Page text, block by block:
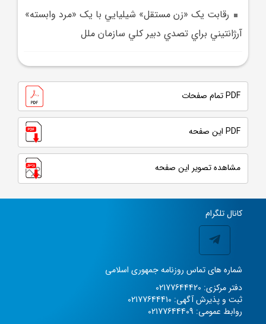
رقابت يک «زن مستقل» شيليايي با يک «مرد وابسته»
آرژانتيني براي تصدي دبير کلي سازمان ملل
PDF تمام صفحات
PDF این صفحه
مشاهده تصویر این صفحه
کانال تلگرام
شماره های تماس روزنامه جمهوری اسلامی
دفتر مرکزی: 02177644420
ثبت و پذیرش آگهی: 02177644410
روابط عمومی: 02177644409